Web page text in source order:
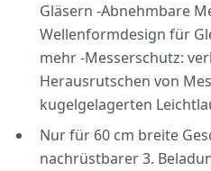
Gläsern -Abnehmbare
Wellenformdesign für
mehr -Messerschutz:
Herausrutschen von
kugelgelagerten
Nur für 60 cm breite
nachrüstbarer 3.